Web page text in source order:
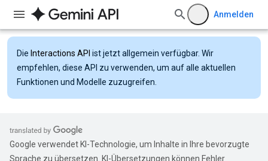
Anmelden
Die Interactions API ist jetzt allgemein verfügbar. Wir
empfehlen, diese API zu verwenden, um auf alle aktuellen
Funktionen und Modelle zuzugreifen.
Google verwendet KI-Technologie, um Inhalte in Ihre bevorzugte
Sprache zu übersetzen. KI-Übersetzungen können Fehler